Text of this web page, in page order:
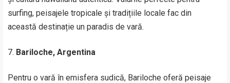
surfing, peisajele tropicale și tradițiile locale fac din
această destinație un paradis de vară.
Bariloche, Argentina
Pentru o vară în emisfera sudică, Bariloche oferă peisaje